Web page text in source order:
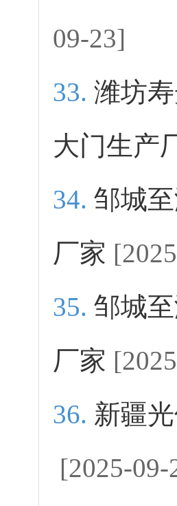
09-23]
潍坊
大门生产
邹城
厂家
邹城
厂家
新疆
[2025-09-